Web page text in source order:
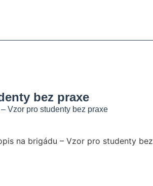
bez praxe
Vzor pro studenty bez praxe